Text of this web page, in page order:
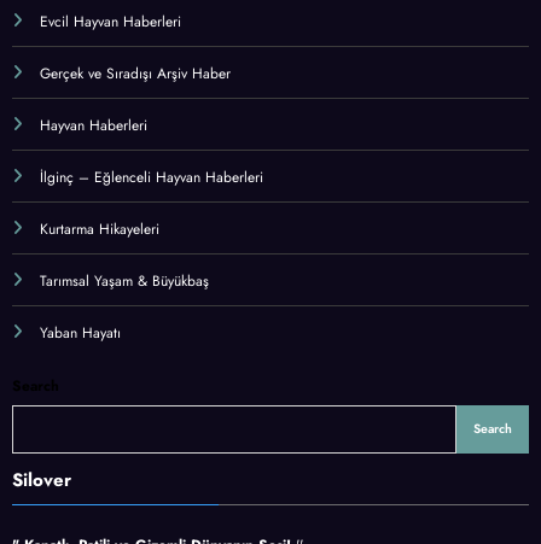
Evcil Hayvan Haberleri
Gerçek ve Sıradışı Arşiv Haber
Hayvan Haberleri
İlginç – Eğlenceli Hayvan Haberleri
Kurtarma Hikayeleri
Tarımsal Yaşam & Büyükbaş
Yaban Hayatı
Search
Search
Silover